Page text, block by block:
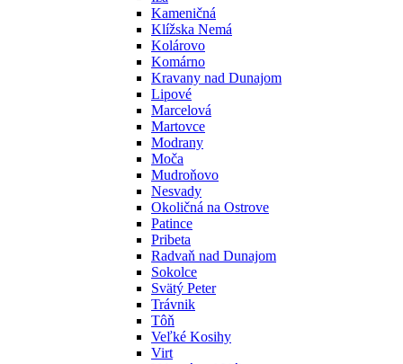
Kameničná
Klížska Nemá
Kolárovo
Komárno
Kravany nad Dunajom
Lipové
Marcelová
Martovce
Modrany
Moča
Mudroňovo
Nesvady
Okoličná na Ostrove
Patince
Pribeta
Radvaň nad Dunajom
Sokolce
Svätý Peter
Trávnik
Tôň
Veľké Kosihy
Virt